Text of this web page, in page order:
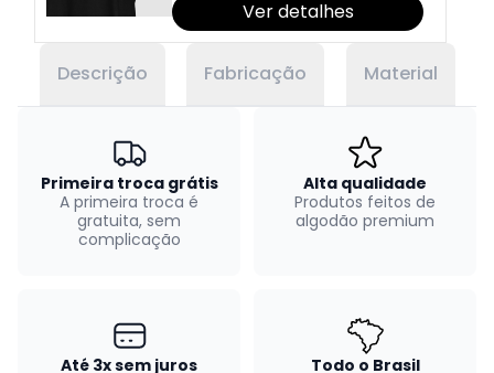
Ver detalhes
Descrição Fabricação Material
Primeira troca grátis
A primeira troca é
gratuita, sem
complicação
Alta qualidade
Produtos feitos de
algodão premium
Até 3x sem juros
Todo o Brasil